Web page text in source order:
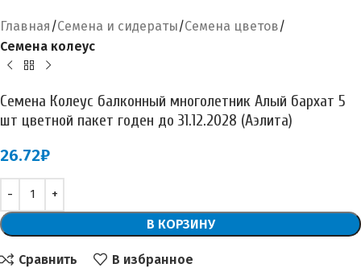
Главная Семена и сидераты Семена цветов
Семена колеус
Семена Колеус балконный многолетник Алый бархат 5
шт цветной пакет годен до 31.12.2028 (Аэлита)
26.72₽
В КОРЗИНУ
Сравнить В избранное